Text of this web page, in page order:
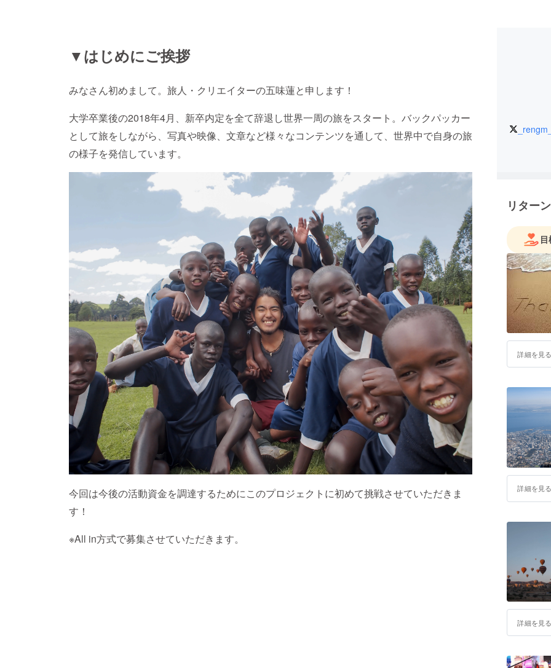
▼はじめにご挨拶
みなさん初めまして。旅人・クリエイターの五味蓮と申します！
大学卒業後の2018年4月、新卒内定を全て辞退し世界一周の旅をスタート。バックパッカー
として旅をしながら、写真や映像、文章など様々なコンテンツを通して、世界中で自身の旅
の様子を発信しています。
今回は今後の活動資金を調達するためにこのプロジェクトに初めて挑戦させていただきま
す！
※All in方式で募集させていただきます。
リター
詳細を見
詳細を見
詳細を見